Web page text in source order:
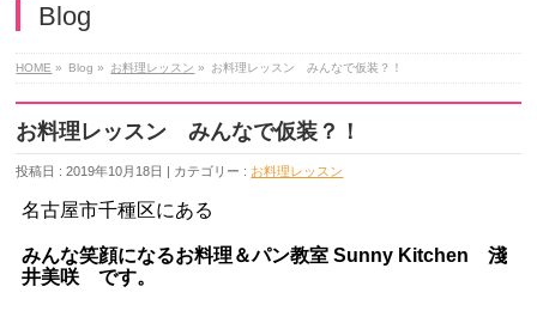
Blog
HOME » Blog » お料理レッスン » お料理レッスン みんなで仮装？！
お料理レッスン みんなで仮装？！
投稿日 : 2019年10月18日 | カテゴリー : お料理レッスン
名古屋市千種区にある
みんな笑顔になるお料理＆パン教室 Sunny Kitchen 淺
井美咲です。